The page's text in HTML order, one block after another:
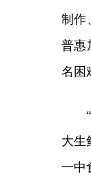
制作
普惠
名困
大生
一中